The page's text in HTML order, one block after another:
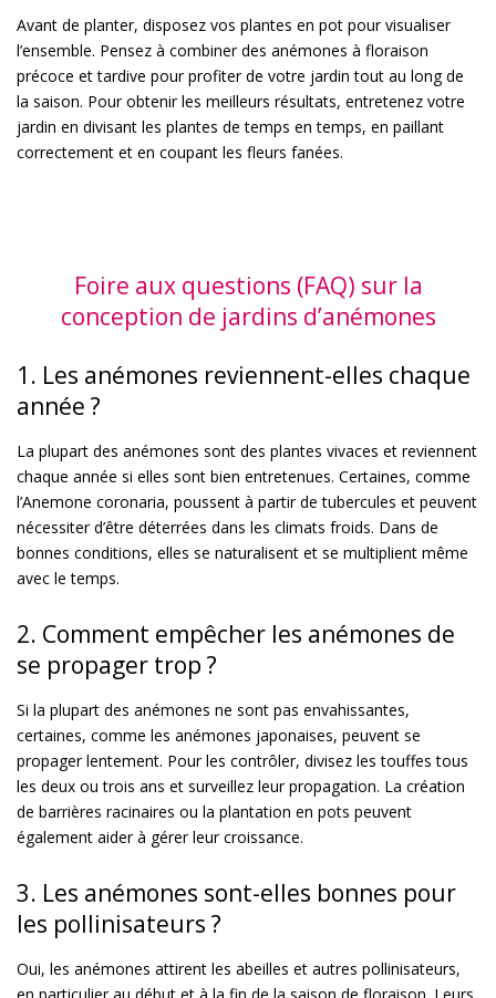
Avant de planter, disposez vos plantes en pot pour visualiser
l’ensemble. Pensez à combiner des anémones à floraison
précoce et tardive pour profiter de votre jardin tout au long de
la saison. Pour obtenir les meilleurs résultats, entretenez votre
jardin en divisant les plantes de temps en temps, en paillant
correctement et en coupant les fleurs fanées.
Foire aux questions (FAQ) sur la
conception de jardins d’anémones
1. Les anémones reviennent-elles chaque
année ?
La plupart des anémones sont des plantes vivaces et reviennent
chaque année si elles sont bien entretenues. Certaines, comme
l’Anemone coronaria, poussent à partir de tubercules et peuvent
nécessiter d’être déterrées dans les climats froids. Dans de
bonnes conditions, elles se naturalisent et se multiplient même
avec le temps.
2. Comment empêcher les anémones de
se propager trop ?
Si la plupart des anémones ne sont pas envahissantes,
certaines, comme les anémones japonaises, peuvent se
propager lentement. Pour les contrôler, divisez les touffes tous
les deux ou trois ans et surveillez leur propagation. La création
de barrières racinaires ou la plantation en pots peuvent
également aider à gérer leur croissance.
3. Les anémones sont-elles bonnes pour
les pollinisateurs ?
Oui, les anémones attirent les abeilles et autres pollinisateurs,